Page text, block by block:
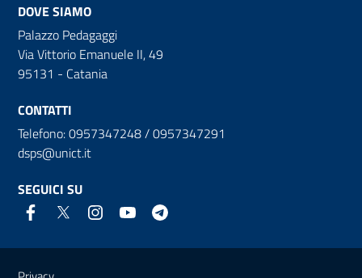
DOVE SIAMO
Palazzo Pedagaggi
Via Vittorio Emanuele II, 49
95131 - Catania
CONTATTI
Telefono: 0957347248 / 0957347291
dsps@unict.it
SEGUICI SU
Link e informazioni utili